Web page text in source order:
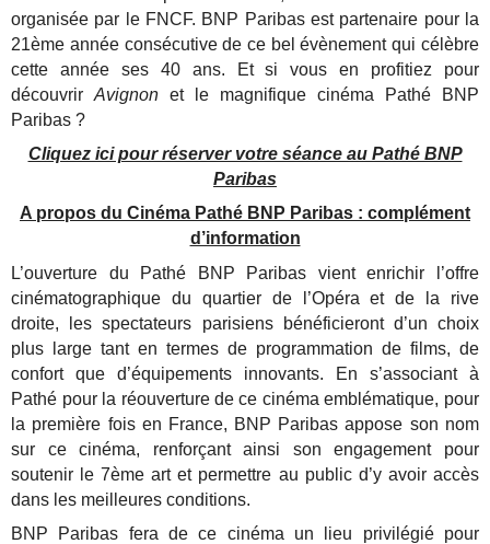
organisée par le FNCF. BNP Paribas est partenaire pour la
21ème année consécutive de ce bel évènement qui célèbre
cette année ses 40 ans. Et si vous en profitiez pour
découvrirAvignon et le magnifique cinéma Pathé BNP
Paribas ?
Cliquez ici pour réserver votre séance au Pathé BNP
Paribas
A propos du Cinéma Pathé BNP Paribas : complément
d’information
L’ouverture du Pathé BNP Paribas vient enrichir l’offre
cinématographique du quartier de l’Opéra et de la rive
droite, les spectateurs parisiens bénéficieront d’un choix
plus large tant en termes de programmation de films, de
confort que d’équipements innovants. En s’associant à
Pathé pour la réouverture de ce cinéma emblématique, pour
la première fois en France, BNP Paribas appose son nom
sur ce cinéma, renforçant ainsi son engagement pour
soutenir le 7ème art et permettre au public d’y avoir accès
dans les meilleures conditions.
BNP Paribas fera de ce cinéma un lieu privilégié pour